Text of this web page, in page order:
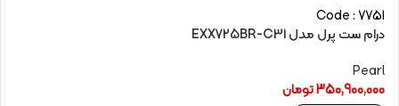
Code : 7751
درام ست پرل مدل EXX725BR-C31
Pearl
350,900,000تومان